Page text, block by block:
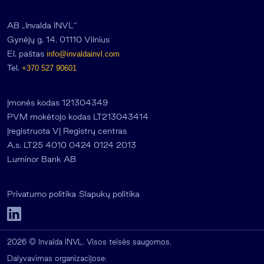
AB „Invalda INVL“
Gynėjų g. 14, 01110 Vilnius
El. paštas info@invaldainvl.com
Tel. +370 527 90601
Įmonės kodas 121304349
PVM mokėtojo kodas LT213043414
Įregistruota VĮ Registrų centras
A.s. LT25 4010 0424 0124 2013
Luminor Bank AB
Privatumo politika Slapukų politika
2026 © Invalda INVL. Visos teisės saugomos.
Dalyvavimas organizacijose: